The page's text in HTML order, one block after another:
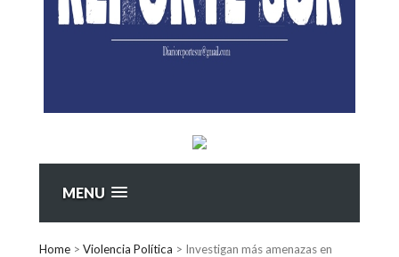
MENU
Home > Violencia Política > Investigan más amenazas en